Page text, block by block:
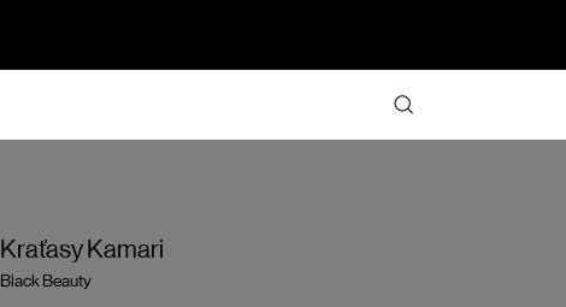
Kraťasy Kamari
Black Beauty